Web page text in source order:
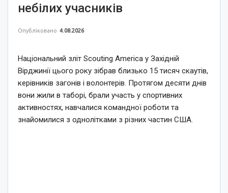
небілих учасників
Опубліковано 4.08.2026
Національний зліт Scouting America у Західній
Вірджинії цього року зібрав близько 15 тисяч скаутів,
керівників загонів і волонтерів. Протягом десяти днів
вони жили в таборі, брали участь у спортивних
активностях, навчалися командної роботи та
знайомилися з однолітками з різних частин США.